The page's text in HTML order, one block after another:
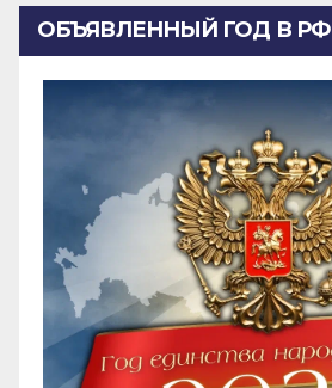
ОБЪЯВЛЕННЫЙ ГОД В РФ